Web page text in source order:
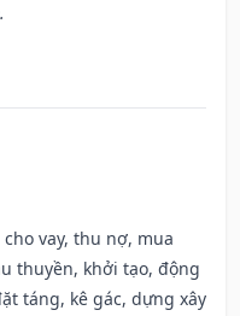
vay, thu nợ, mua
thuyền, khởi tạo, động
táng, kê gác, dựng xây